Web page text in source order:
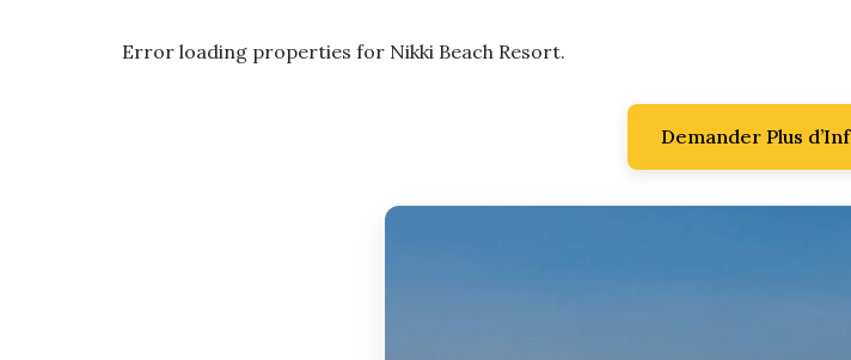
Error loading properties for Nikki Beach Resort.
Demander Plus